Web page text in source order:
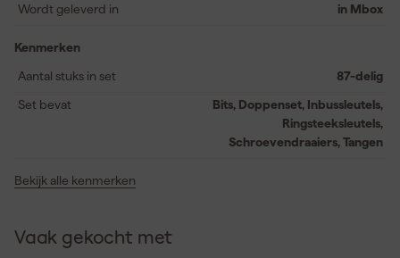
houvast bieden bij klemmen en buigen. Alles blijft netjes op zijn
houd je tempo in je werk en blijft je werkplek overzichtelijk van
Wordt geleverd in
in Mbox
Kenmerken
Aantal stuks in set
87-delig
Set bevat
Bits, Doppenset, Inbussleutels,
Ringsteeksleutels,
Schroevendraaiers, Tangen
Bekijk alle kenmerken
Vaak gekocht met